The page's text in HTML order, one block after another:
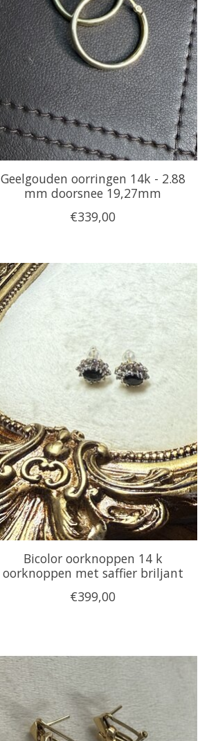
Geelgouden oorringen 14k - 2.88
mm doorsnee 19,27mm
€339,00
Bicolor oorknoppen 14 k
oorknoppen met saffier briljant
€399,00